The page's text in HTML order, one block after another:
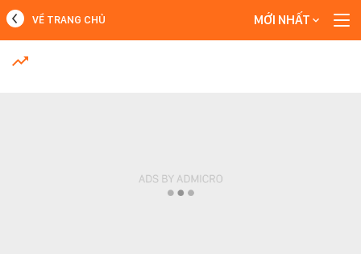
MỚI NHẤT
VỀ TRANG CHỦ MỚI NHẤT